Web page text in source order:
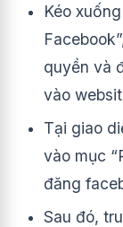
Kéo
quyền và
vào
Tại giao
vào mục
đăng
Sau đó,